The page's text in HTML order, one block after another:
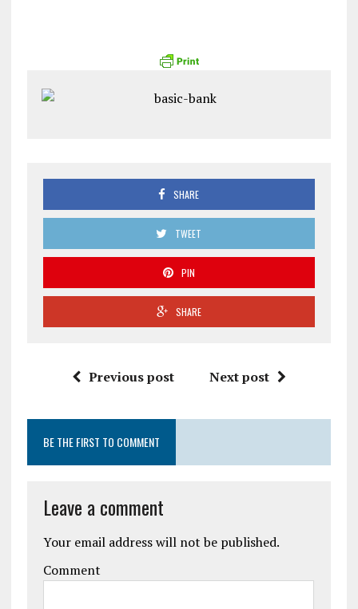
SHARE
TWEET
PIN
SHARE
Previous post Next post
BE THE FIRST TO COMMENT
Leave a comment
Your email address will not be published.
Comment